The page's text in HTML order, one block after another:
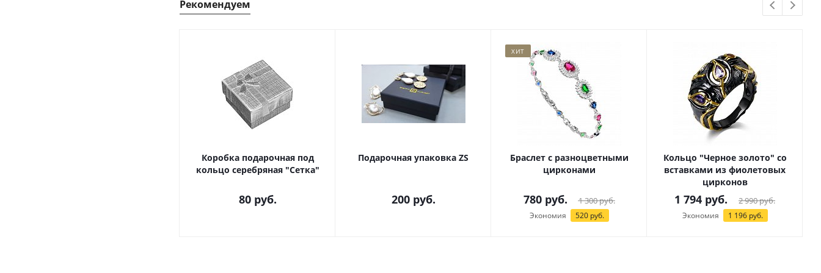
Рекомендуем
Коробка подарочная под
кольцо серебряная "Сетка"
80руб.
Подарочная упаковка ZS
200руб.
ХИТ
Браслет с разноцветными
цирконами
780руб. 1 300руб.
Экономия 520руб.
Кольцо "Черное золото" со
вставками из фиолетовых
цирконов
1 794 руб. 2 990руб.
Экономия 1 196руб.